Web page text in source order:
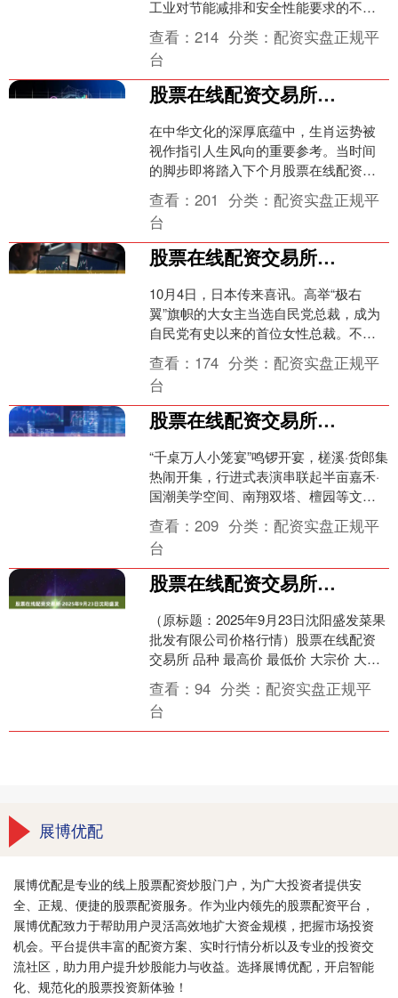
工业对节能减排和安全性能要求的不断
提高股票在线配资交易所，铝型材因其
独特的物理特性逐渐替代传....
查看：214 分类：配资实盘正规平
台
股票在线配资交易所 下个月开始，财富滚滚，福星高照，好运连连喜事一箩筐的三大生肖
在中华文化的深厚底蕴中，生肖运势被
视作指引人生风向的重要参考。当时间
的脚步即将踏入下个月股票在线配资交
易所，有三个生肖的朋友将迎来前所未
有的财富滚滚、福星高照的....
查看：201 分类：配资实盘正规平
台
股票在线配资交易所 没想到吧！“极右翼”高市早苗当选，中日网民都很满意
10月4日，日本传来喜讯。高举“极右
翼”旗帜的大女主当选自民党总裁，成为
自民党有史以来的首位女性总裁。不出
意外的话股票在线配资交易所，高市还
将成为日本有史以来的....
查看： 174 分类：配资实盘正规平
台
股票在线配资交易所 吃小笼、逛古镇、看灯会、品国潮！2025年南翔国潮大会开幕
“千桌万人小笼宴”鸣锣开宴，槎溪·货郎集
热闹开集，行进式表演串联起半亩嘉禾·
国潮美学空间、南翔双塔、檀园等文化
地标……9月30日晚，2025年南翔国潮大
会开幕式....
查看：209 分类：配资实盘正规平
台
股票在线配资交易所 2025年9月23日沈阳盛发菜果批发有限公司价格行情
（原标题：2025年9月23日沈阳盛发菜果
批发有限公司价格行情）股票在线配资
交易所 品种 最高价 最低价 大宗价 大白
菜 1.20 0.80 1.00 油菜 5....
查看：94 分类：配资实盘正规平
台
展博优配
展博优配是专业的线上股票配资炒股门户，为广大投资者提供安
全、正规、便捷的股票配资服务。作为业内领先的股票配资平台，
展博优配致力于帮助用户灵活高效地扩大资金规模，把握市场投资
机会。平台提供丰富的配资方案、实时行情分析以及专业的投资交
流社区，助力用户提升炒股能力与收益。选择展博优配，开启智能
化、规范化的股票投资新体验！